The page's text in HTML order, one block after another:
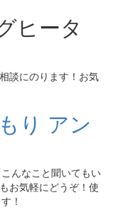
談にのります！お気
んなこと聞いてもい
お気軽にどうぞ！使
！